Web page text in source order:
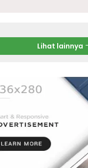
Lihat lainnya